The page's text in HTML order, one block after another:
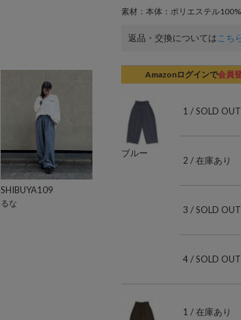
SHIBUYA109
るな
素材：本体：ポリエステル100%
返品・交換についてはこち
Amazonログインで会員
ブルー
1 / SOLD OUT
2 / 在庫あり
3 / SOLD OUT
4 / SOLD OUT
1 / 在庫あり